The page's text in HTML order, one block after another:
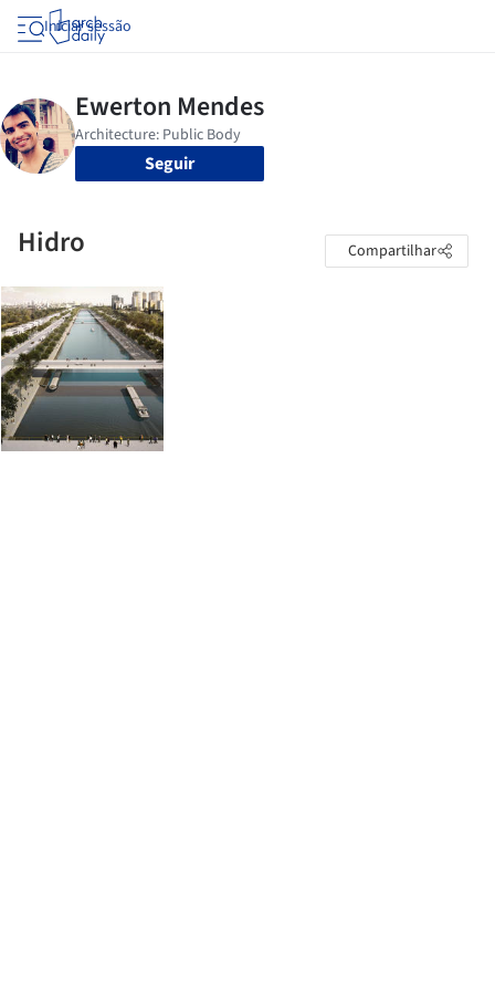
Iniciar sessão
Seguir
Hidro Compartilhar